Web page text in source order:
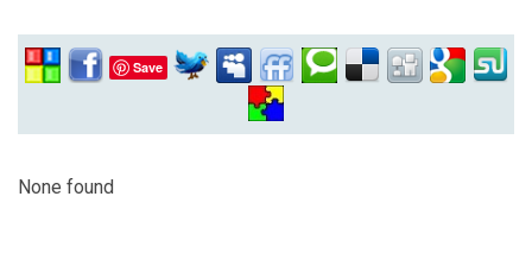
Save
None found